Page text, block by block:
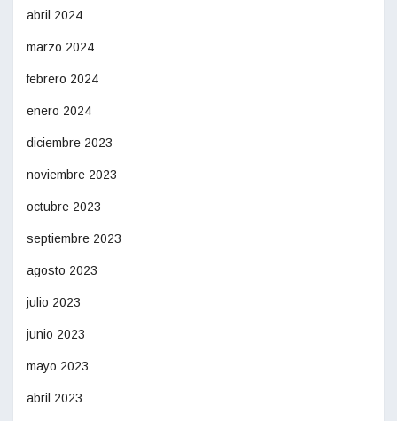
abril 2024
marzo 2024
febrero 2024
enero 2024
diciembre 2023
noviembre 2023
octubre 2023
septiembre 2023
agosto 2023
julio 2023
junio 2023
mayo 2023
abril 2023